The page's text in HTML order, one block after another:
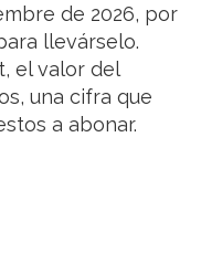
de 2026, por
llevárselo.
el valor del
una cifra que
a abonar.